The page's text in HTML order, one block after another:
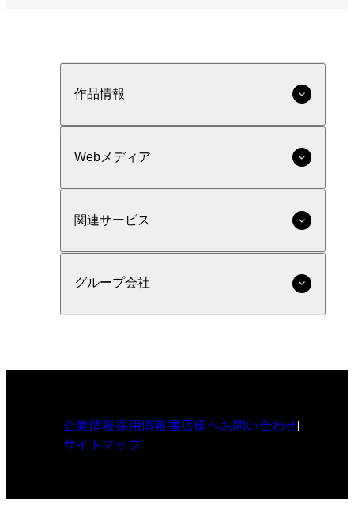
作品情報
Webメディア
関連サービス
グループ会社
企業情報採用情報書店様へお問い合わせ
サイトマップ